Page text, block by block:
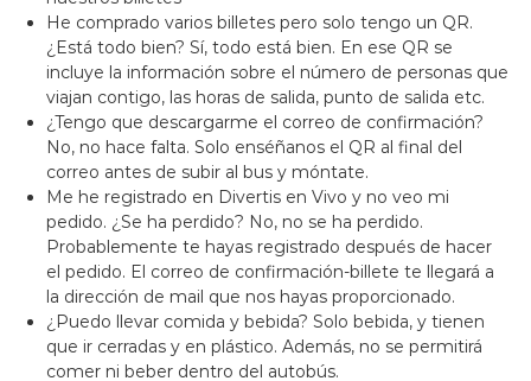
He comprado varios billetes pero solo tengo un QR.
¿Está todo bien? Sí, todo está bien. En ese QR se
incluye la información sobre el número de personas que
viajan contigo, las horas de salida, punto de salida etc.
¿Tengo que descargarme el correo de confirmación?
No, no hace falta. Solo enséñanos el QR al final del
correo antes de subir al bus y móntate.
Me he registrado en Divertis en Vivo y no veo mi
pedido. ¿Se ha perdido? No, no se ha perdido.
Probablemente te hayas registrado después de hacer
el pedido. El correo de confirmación-billete te llegará a
la dirección de mail que nos hayas proporcionado.
¿Puedo llevar comida y bebida? Solo bebida, y tienen
que ir cerradas y en plástico. Además, no se permitirá
comer ni beber dentro del autobús.